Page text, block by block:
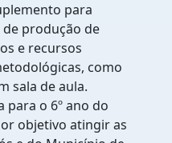
para
produção de
e recursos
como
sala de aula.
para o 6º ano do
objetivo atingir as